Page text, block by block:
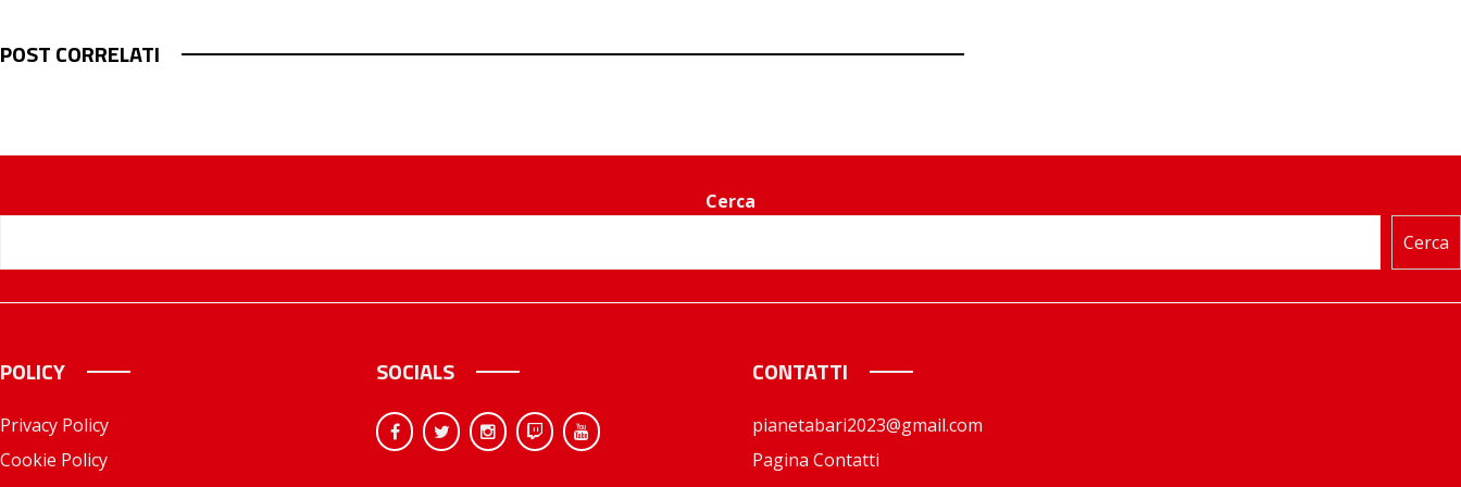
POST CORRELATI
Cerca
Cerca
POLICY
Privacy Policy
Cookie Policy
SOCIALS CONTATTI
pianetabari2023@gmail.com
Pagina Contatti